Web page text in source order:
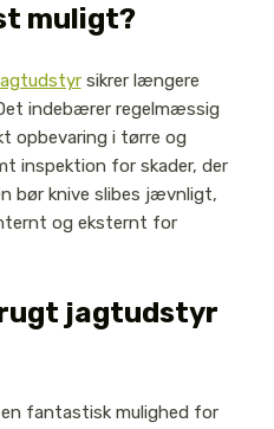
muligt?
sikrer længere
indebærer regelmæssig
opbevaring i tørre og
inspektion for skader, der
bør knive slibes jævnligt,
og eksternt for
jagtudstyr
fantastisk mulighed for